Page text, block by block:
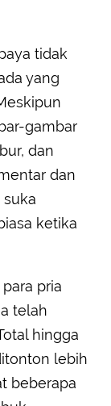
tidak
yang
gambar
dan
dan
ketika
pria
telah
hingga
lebih
beberapa